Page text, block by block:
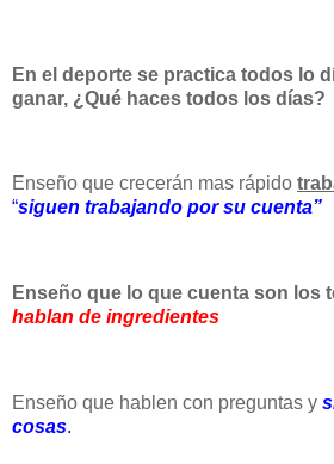
En el deporte se practica todos lo
ganar, ¿Qué haces todos los días?
Enseño que crecerán mas rápido
“siguen trabajando por su cuenta”
Enseño que lo que cuenta son los
hablan de ingredientes
Enseño que hablen con preguntas y
cosas.